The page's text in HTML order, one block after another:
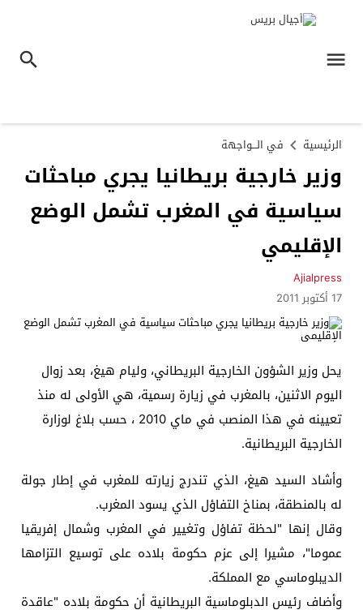
الرئيسية في الـــواجهة
وزير خارجية بريطانيا يجري مباحثات
سياسية في المغرب تشمل الوضع
الإقليمي
Ajialpress
17 أكتوبر 2011
يحل وزير الشؤون الخارجية البريطاني، وليام هيغ، بعد زوال
اليوم الاثنين، بالمغرب في زيارة رسمية، هي الأولى له منذ
تعيينه في هذا المنصب في ماي 2010 ، حسب بلاغ لوزارة
الخارجية البريطانية.
وأشاد السيد هيغ، الذي تندرج زيارته للمغرب في إطار جولة
له بالمنطقة، بمناخ التفاؤل الذي يسود المغرب.
وقال إنها "لحظة تفاؤل وتغيير في المغرب وشمال إفريقيا
عموما"، مشيرا إلى عزم حكومة بلاده على توسيع التزامها
الديبلوماسي مع المملكة.
وأضاف رئيس الدبلوماسية البريطانية أن حكومة بلاده "عاقدة